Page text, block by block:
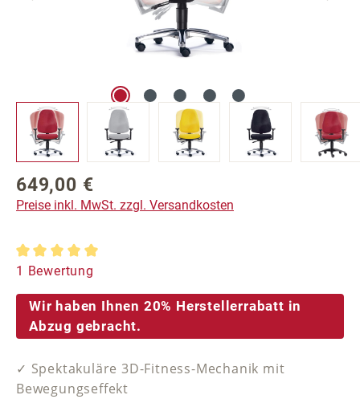
Regulärer Preis:
649,00 €
Preise inkl. MwSt. zzgl. Versandkosten
Durchschnittliche Bewertung von 5 von 5 Sternen
1 Bewertung
Wir haben Ihnen 20% Herstellerrabatt in
Abzug gebracht.
✓ Spektakuläre 3D-Fitness-Mechanik mit
Bewegungseffekt